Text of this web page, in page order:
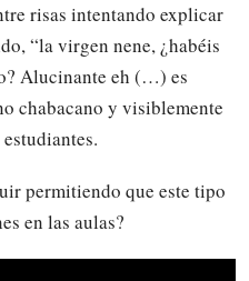
risas intentando explicar
“la virgen nene, ¿habéis
Alucinante eh (…) es
chabacano y visiblemente
permitiendo que este tipo
en las aulas?